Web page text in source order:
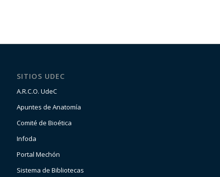
SITIOS UDEC
A.R.C.O. UdeC
Apuntes de Anatomía
Comité de Bioética
Infoda
Portal Mechón
Sistema de Bibliotecas